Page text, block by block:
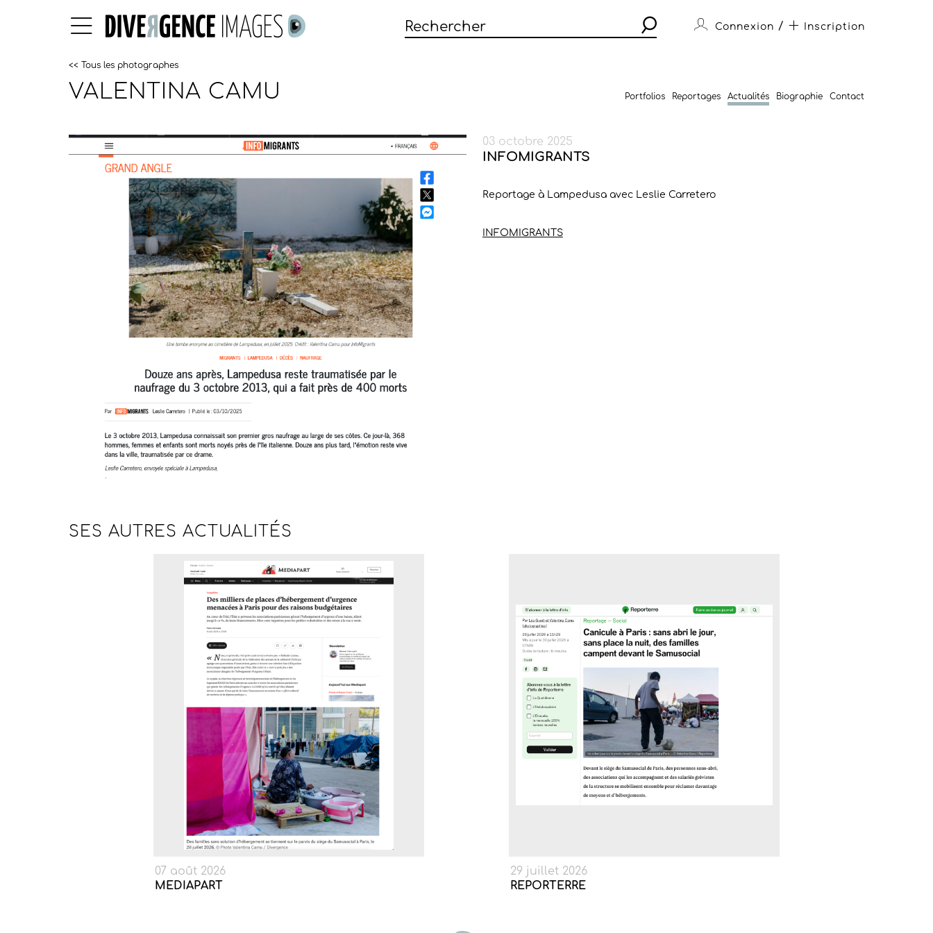
Connexion / Inscription
<< Tous les photographes
VALENTINA CAMU Portfolios Reportages Actualités Biographie Contact
03 octobre 2025
INFOMIGRANTS
Reportage à Lampedusa avec Leslie Carretero
INFOMIGRANTS
SES AUTRESACTUALITÉS
07 août 2026
MEDIAPART
29 juillet 2026
REPORTERRE